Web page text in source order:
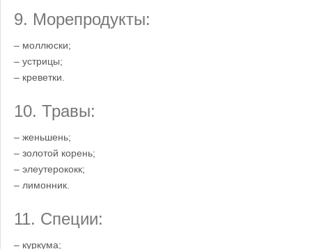
9. Морепродукты:
– моллюски;
– устрицы;
– креветки.
10. Травы:
– женьшень;
– золотой корень;
– элеутерококк;
– лимонник.
11. Специи:
– куркума;